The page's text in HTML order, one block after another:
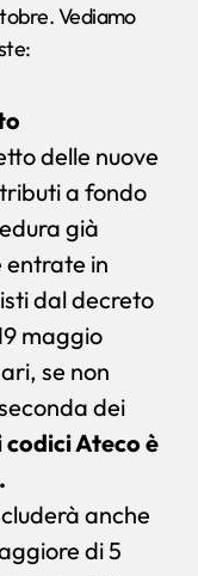
Vediamo
delle nuove
a fondo
già
entrate in
dal decreto
maggio
se non
dei
codici Ateco è
anche
di 5